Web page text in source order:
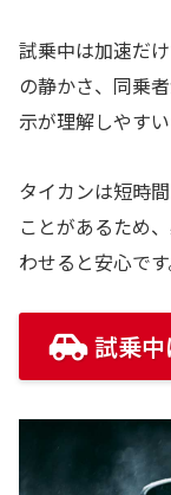
試乗中は加速だ
の静かさ、同乗
示が理解しやす
タイカンは短時
ことがあるため
わせると安心です
試乗